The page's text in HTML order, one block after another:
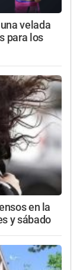
velada
para los
en la
y sábado